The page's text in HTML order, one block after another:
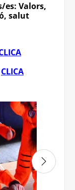
es: Valors,
salut
CLICA